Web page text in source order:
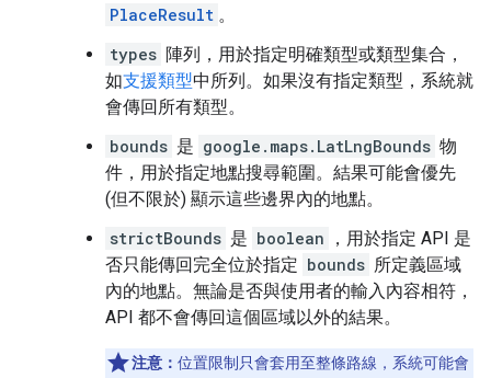
PlaceResult 。
types 陣列，用於指定明確類型或類型集合，
如支援類型中所列。如果沒有指定類型，系統就
會傳回所有類型。
bounds 是 google.maps.LatLngBounds 物
件，用於指定地點搜尋範圍。結果可能會優先
(但不限於) 顯示這些邊界內的地點。
strictBounds 是 boolean
，用於指定 API 是
否只能傳回完全位於指定 bounds 所定義區域
內的地點。無論是否與使用者的輸入內容相符，
API 都不會傳回這個區域以外的結果。
注意： 位置限制只會套用至整條路線，系統可能會